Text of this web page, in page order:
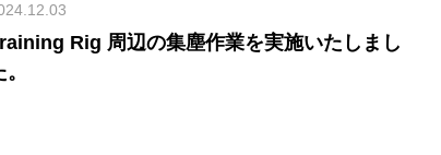
Rig 周辺の集塵作業を実施いたしまし